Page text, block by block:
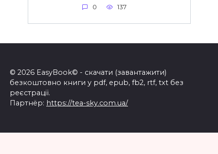
0 137
© 2026 EasyBook© - скачати (завантажити)
безкоштовно книги у pdf, epub, fb2, rtf, txt без
реєстрації.
Партнёр: https://tea-sky.com.ua/